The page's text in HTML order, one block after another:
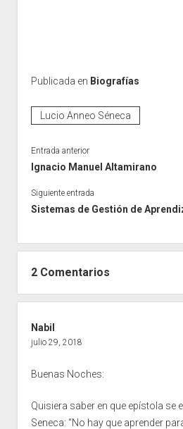
Publicada en Biografías
Lucio Anneo Séneca
Entrada anterior
Ignacio Manuel Altamirano
Siguiente entrada
Sistemas de Gestión de
2 Comentarios
Nabil
julio 29, 2018
Buenas Noches:
Quisiera saber en que epístola se
Seneca: “No hay que aprender